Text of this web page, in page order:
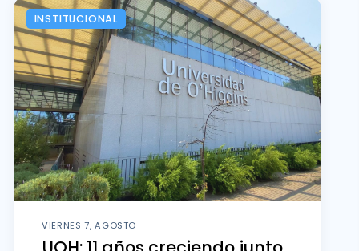
INSTITUCIONAL
VIERNES 7, AGOSTO